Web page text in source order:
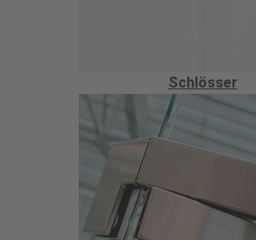
Schlösser